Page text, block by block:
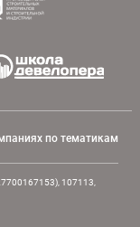
по тематикам
107113,